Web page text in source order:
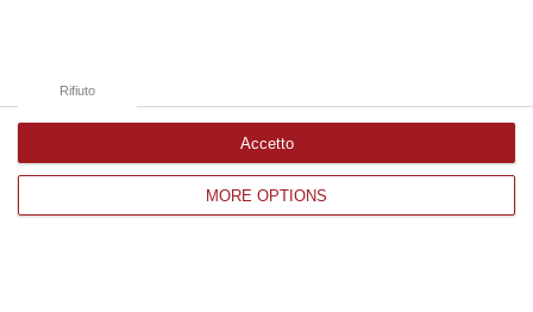
MORE OPTIONS
Rifiuto
Accetto
Corriere delle Calabria è una testata giornalistica di News&Com S.r.l
-2026. Tutti i diritti riservati.